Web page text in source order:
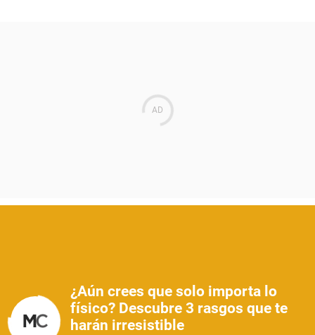
¿Aún crees que solo importa lo
físico? Descubre 3 rasgos que te
harán irresistible